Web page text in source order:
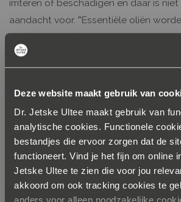
Deze website maakt gebruik van
Dr. Jetske Ultee maakt gebruik van
analytische cookies. Functionele
bestandjes die ervoor zorgen dat de
functioneert. Vind je het fijn om online
Jetske Ultee te zien die voor jou
akkoord om ook tracking cookies te
irriteren of beschadigen en daar is niet
aandacht voor. “Essentiële oliën
veel ‘natuurlijke’ cosmetica, maar die
gemakkelijk irriteren. Dat geldt
lavendel, eucalyptus, mint en
Dierproeven
Een ander probleem is het herkennen
producten. Het woordje ‘vegan’ op je
gezichtsscrub betekent dat niet
dierproefvrij is. Jetske legt uit dat